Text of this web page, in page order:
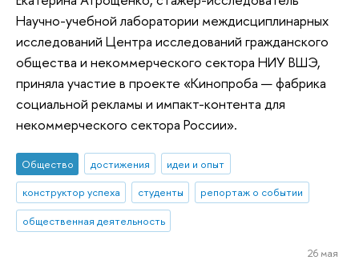
Научно-учебной лаборатории междисциплинарных
исследований Центра исследований гражданского
общества и некоммерческого сектора НИУ ВШЭ,
приняла участие в проекте «Кинопроба — фабрика
социальной рекламы и импакт-контента для
некоммерческого сектора России».
Общество достижения
идеи и опыт
конструктор успеха
студенты
репортаж о событии
общественная деятельность
26 мая